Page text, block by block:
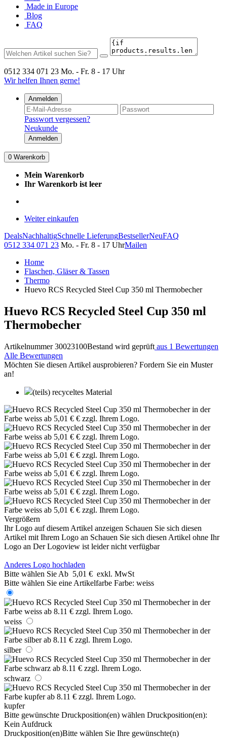
Made in Europe
Blog
FAQ
0512 334 071 23 Mo. - Fr. 8 - 17 Uhr
Wir helfen Ihnen gerne!
Anmelden
Passwort vergessen?
Neukunde
Anmelden
0 Warenkorb
Mein Warenkorb
Ihr Warenkorb ist leer
Weiter einkaufen
DealsNachhaltigSchnelle LieferungBestsellerNeuFAQ
0512 334 071 23 Mo. - Fr. 8 - 17 UhrMailen
Home
Flaschen, Gläser & Tassen
Thermo
Huevo RCS Recycled Steel Cup 350 ml Thermobecher
Huevo RCS Recycled Steel Cup 350 ml
Thermobecher
Artikelnummer 30023100Bestand wird geprüft aus 1 Bewertungen
Alle Bewertungen
Möchten Sie diesen Artikel ausprobieren? Fordern Sie ein Muster
an!
(teils) recyceltes Material
Vergrößern
Ihr Logo auf diesem Artikel anzeigen Schauen Sie sich diesen
Artikel mit Ihrem Logo an Schauen Sie sich diesen Artikel ohne Ihr
Logo an Der Logoview ist leider nicht verfügbar
Anderes Logo hochladen
Bitte wählen Sie Ab 5,01 € exkl. MwSt
Bitte wählen Sie eine Artikelfarbe Farbe: weiss
weiss
silber
schwarz
kupfer
Bitte gewünschte Druckposition(en) wählen Druckposition(en):
Kein Aufdruck
Druckposition(en)Bitte wählen Sie Ihre gewünschte(n)